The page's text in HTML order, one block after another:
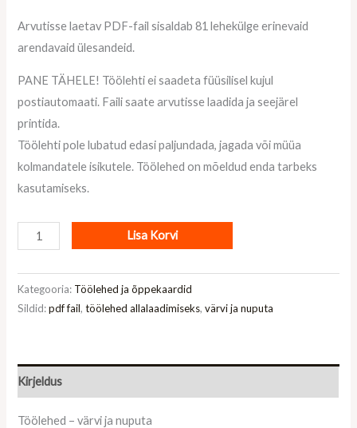
Arvutisse laetav PDF-fail sisaldab 81 lehekülge erinevaid
arendavaid ülesandeid.
PANE TÄHELE! Töölehti ei saadeta füüsilisel kujul
postiautomaati. Faili saate arvutisse laadida ja seejärel
printida.
Töölehti pole lubatud edasi paljundada, jagada või müüa
kolmandatele isikutele. Töölehed on mõeldud enda tarbeks
kasutamiseks.
Lisa Korvi
Kategooria: Töölehed ja õppekaardid
Sildid:pdf fail,töölehed allalaadimiseks,värvi ja nuputa
Kirjeldus
Töölehed – värvi ja nuputa